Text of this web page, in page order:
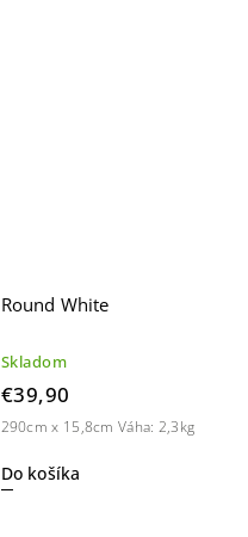
Round White
Skladom
€39,90
Do košíka
290cm x 15,8cm Váha: 2,3kg